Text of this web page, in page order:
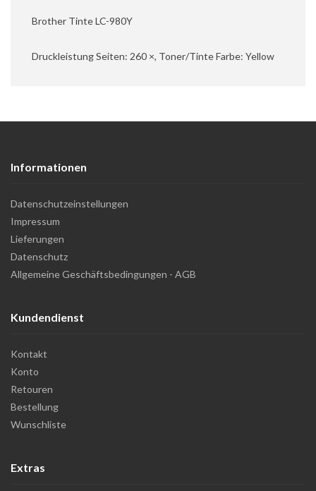
Brother Tinte LC-980Y
Druckleistung Seiten: 260 ×, Toner/Tinte Farbe: Yellow
Informationen
Datenschutzeinstellungen
Impressum
Lieferungen
Datenschutz
Allgemeine Geschäftsbedingungen - AGB
Kundendienst
Kontakt
Konto
Retouren
Bestellung
Wunschliste
Extras